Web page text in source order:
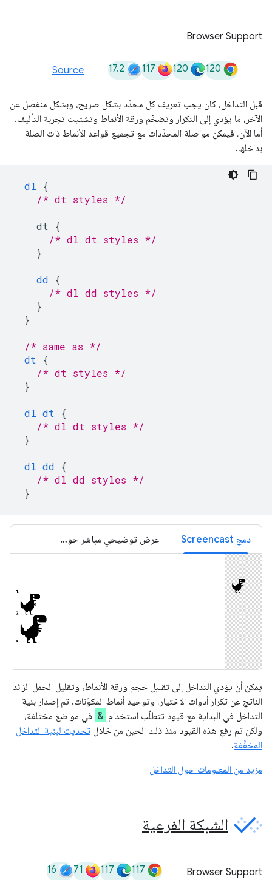
Browser Support
120
120
117
17.2
Source
قبل التداخل، كان يجب تعريف كل محدّد بشكل صريح، وبشكل منفصل عن
الآخر، ما يؤدي إلى التكرار وتضخّم ورقة الأنماط وتشتيت تجربة التأليف.
أما الآن، فيمكن مواصلة المحدّدات مع تجميع قواعد الأنماط ذات الصلة
بداخلها.
dl
{
/* dt styles */
dt
{
/* dl dt styles */
}
dd
{
/* dl dd styles */
}
}
/* same as */
dt
{
/* dt styles */
}
dl dt
{
/* dl dt styles */
}
dl dd
{
/* dl dd styles */
}
دمج Screencast عرض توضيحي مباشر حول التضمين
يمكن أن يؤدي التداخل إلى تقليل حجم ورقة الأنماط، وتقليل الحمل الزائد
الناتج عن تكرار أدوات الاختيار، وتوحيد أنماط المكوّنات. تم إصدار بنية
التداخل في البداية مع قيود تتطلّب استخدام & في مواضع مختلفة،
ولكن تم رفع هذه القيود منذ ذلك الحين من خلال تحديث لبنية التداخل
المخفَّفة.
مزيد من المعلومات حول التداخل
الشبكة الفرعية
Browser Support
117
117
71
16